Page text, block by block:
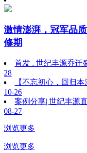
激情澎湃，冠军品
修期
首发 . 世纪丰源乔迁
28
【不忘初心，回归
10-26
案例分享| 世纪丰源
08-27
浏览更多
浏览更多